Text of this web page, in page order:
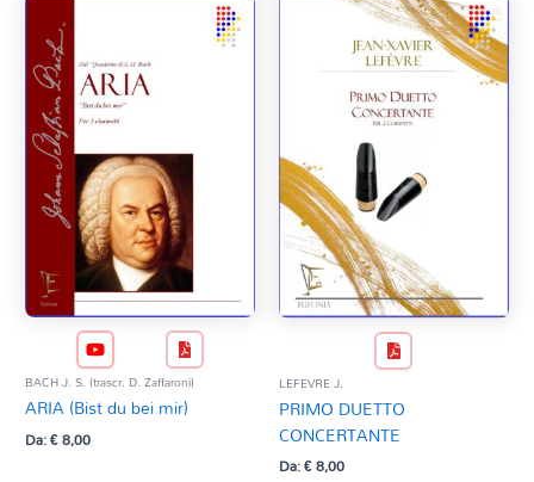
BACH J. S. (trascr. D. Zaffaroni)
ARIA (Bist du bei mir)
Da:€8,00
LEFEVRE J.
PRIMO DUETTO
CONCERTANTE
Da:€8,00